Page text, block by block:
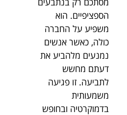
הספציפיים. הוא
משפיע על החברה
כולה, כאשר אנשים
נמנעים מלהביע את
דעתם מחשש
לתביעה. זו פגיעה
משמעותית
בדמוקרטיה ובחופש